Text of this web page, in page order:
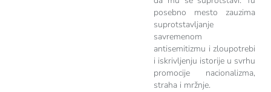
posebno mesto zauzima
suprotstavljanje
savremenom
antisemitizmu i zloupotrebi
i iskrivljenju istorije u svrhu
promocije nacionalizma,
straha i mržnje.